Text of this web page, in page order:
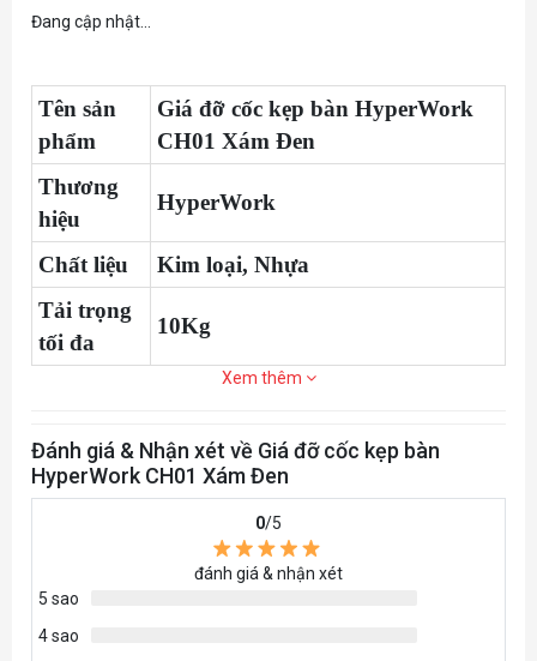
Đang cập nhật...
Tên sản
phẩm
Giá đỡ cốc kẹp bàn HyperWork
CH01 Xám Đen
Thương
hiệu
HyperWork
Chất liệu
Kim loại, Nhựa
Tải trọng
tối đa
10Kg
Xem thêm
Đánh giá & Nhận xét về Giá đỡ cốc kẹp bàn
HyperWork CH01 Xám Đen
0/5
đánh giá & nhận xét
5 sao
4 sao